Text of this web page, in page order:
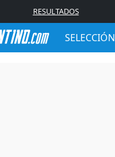
RESULTADOS
SELECCIÓN